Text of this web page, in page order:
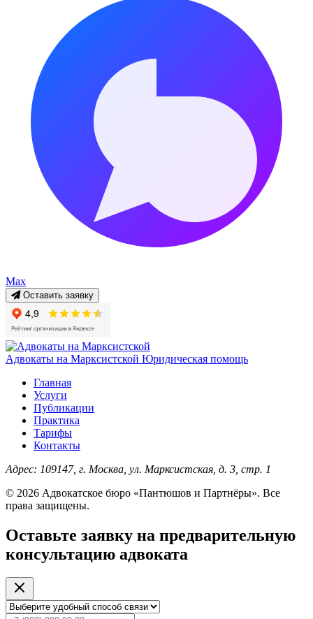
Max
Оставить заявку
Адвокаты на Марксистской Юридическая помощь
Главная
Услуги
Публикации
Практика
Тарифы
Контакты
Адрес: 109147, г. Москва, ул. Марксистская, д. 3, стр. 1
© 2026 Адвокатское бюро «Пантюшов и Партнёры». Все
права защищены.
Оставьте заявку на предварительную
консультацию адвоката